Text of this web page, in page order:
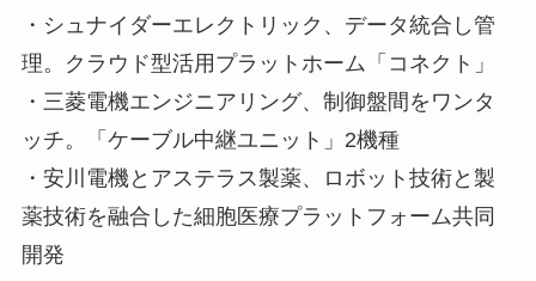
・シュナイダーエレクトリック、データ統合し管
理。クラウド型活用プラットホーム「コネクト」
・三菱電機エンジニアリング、制御盤間をワンタ
ッチ。「ケーブル中継ユニット」2機種
・安川電機とアステラス製薬、ロボット技術と製
薬技術を融合した細胞医療プラットフォーム共同
開発